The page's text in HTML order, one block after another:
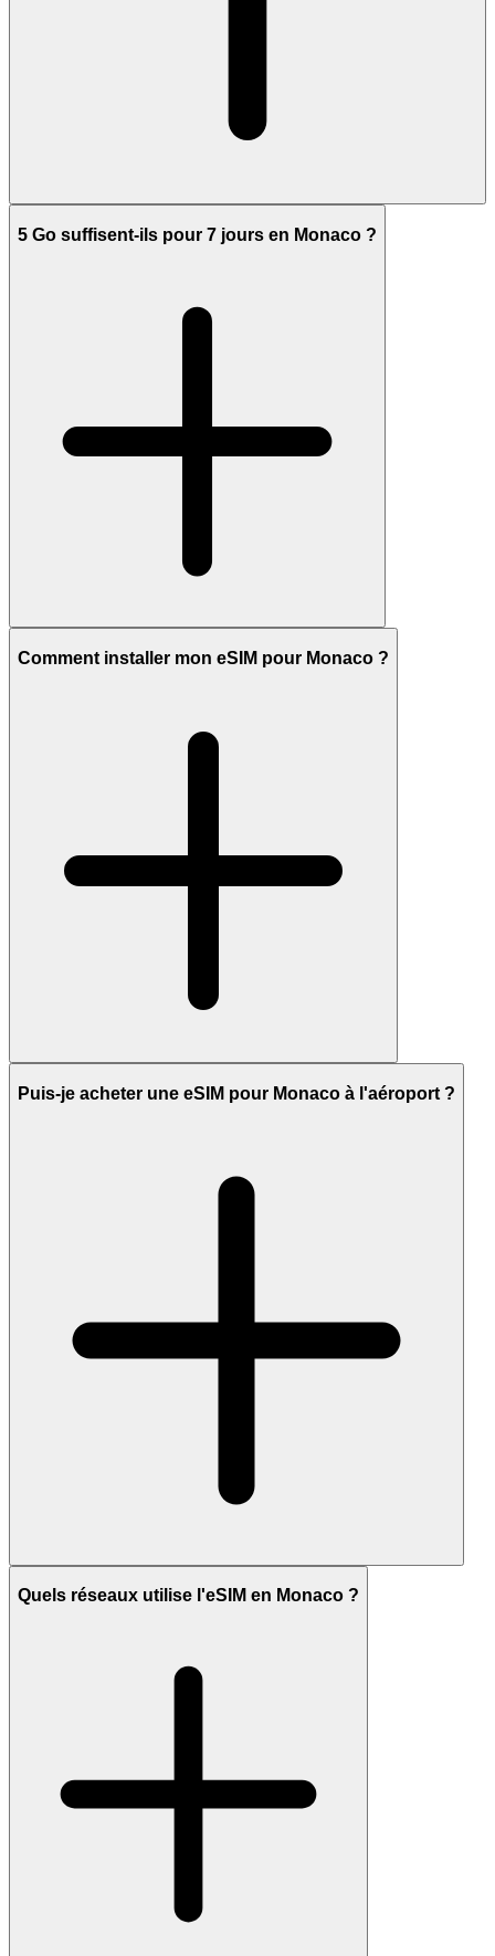
5 Go suffisent-ils pour 7 jours en Monaco ?
Comment installer mon eSIM pour Monaco ?
Puis-je acheter une eSIM pour Monaco à l'aéroport ?
Quels réseaux utilise l'eSIM en Monaco ?